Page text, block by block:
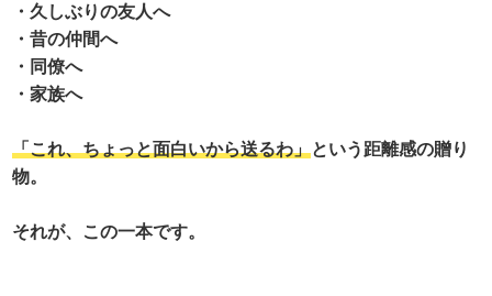
・久しぶりの友人へ
・昔の仲間へ
・同僚へ
・家族へ
「これ、ちょっと面白いから送るわ」という距離感の贈り
物。
それが、この一本です。